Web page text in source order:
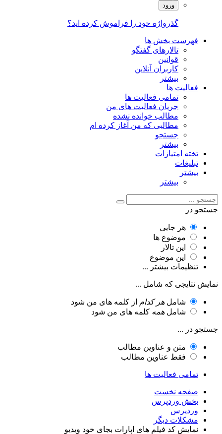
ورود
گذرواژه خود را فراموش کرده اید؟
فهرست بخش ها
تالارهای گفتگو
قوانین
کاربران آنلاین
بیشتر
فعالیت ها
تمامی فعالیت ها
جریان فعالیت های من
مطالب خوانده نشده
مطالبی که من آغاز کرده ام
جستجو
بیشتر
تخته امتیازات
تبلیغات
بیشتر
بیشتر
جستجو در
هر جایی
موضوع ها
این تالار
این موضوع
تنظیمات بیشتر ...
نمایش نتایجی که شامل ...
شامل هر کدام از کلمه های من شود
شامل همه کلمه های من شود
جستجو در ...
متن و عناوین مطالب
فقط عناوین مطالب
تمامی فعالیت ها
صفحه نخست
بخش وردپرس
وردپرس
مشکلات دیگر
نمایش کد فیلم های اپارات بجای خود ویدیو